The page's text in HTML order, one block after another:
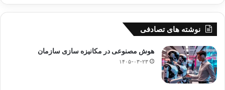
نوشته های تصادفی
هوش مصنوعی در مکانیزه سازی سازمان
۱۴۰۵-۰۳-۲۳